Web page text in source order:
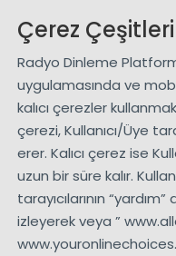
Çerez Çeşitleri
Radyo Dinleme
uygulamasında ve
kalıcı çerezler
çerezi, Kullanıcı/Üye
erer. Kalıcı çerez ise
uzun bir süre kalır.
tarayıcılarının
izleyerek veya ”